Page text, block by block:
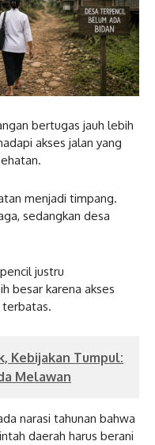
bertugas jauh lebih
akses jalan yang
menjadi timpang.
sedangkan desa
justru
besar karena akses
terbatas.
Kebijakan Tumpul:
Melawan
narasi tahunan bahwa
daerah harus berani